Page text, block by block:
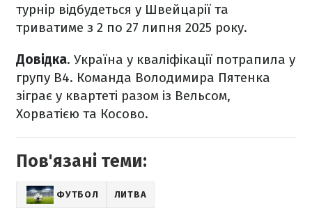
турнір відбудеться у Швейцарії та
триватиме з 2 по 27 липня 2025 року.
Довідка. Україна у кваліфікації потрапила у
групу B4. Команда Володимира Пятенка
зіграє у квартеті разом із Вельсом,
Хорватією та Косово.
Пов'язані теми:
ФУТБОЛ ЛИТВА